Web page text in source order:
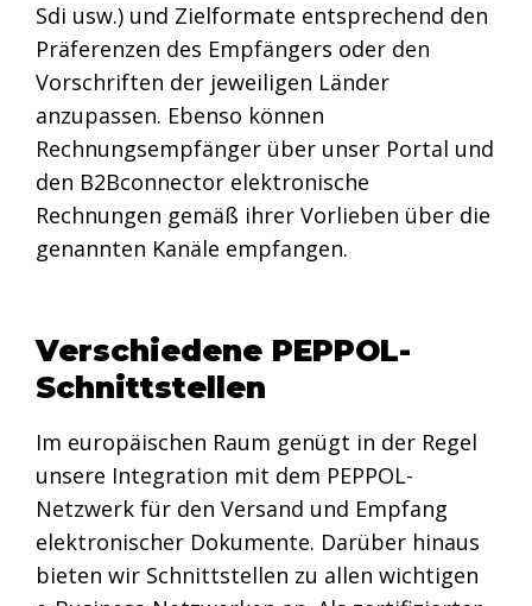
Sdi usw.) und Zielformate entsprechend den
Präferenzen des Empfängers oder den
Vorschriften der jeweiligen Länder
anzupassen. Ebenso können
Rechnungsempfänger über unser Portal und
den B2Bconnector elektronische
Rechnungen gemäß ihrer Vorlieben über die
genannten Kanäle empfangen.
Verschiedene PEPPOL-
Schnittstellen
Im europäischen Raum genügt in der Regel
unsere Integration mit dem PEPPOL-
Netzwerk für den Versand und Empfang
elektronischer Dokumente. Darüber hinaus
bieten wir Schnittstellen zu allen wichtigen